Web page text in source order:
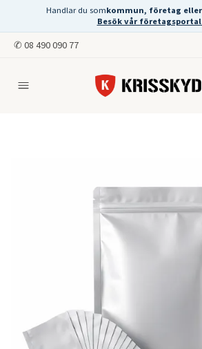
Handlar du somkommun, företag
Besök vår
✆ 08 490 090 77